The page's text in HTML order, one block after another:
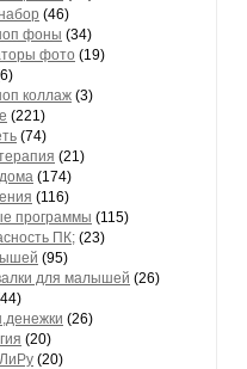
(46)
фоны (34)
фото (19)
коллаж (3)
(221)
(74)
(21)
(174)
(116)
программы (115)
ПК; (23)
(95)
для малышей (26)
(26)
(20)
(20)